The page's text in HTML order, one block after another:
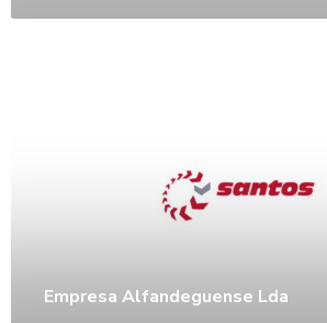
Empresa Alfandeguense Lda